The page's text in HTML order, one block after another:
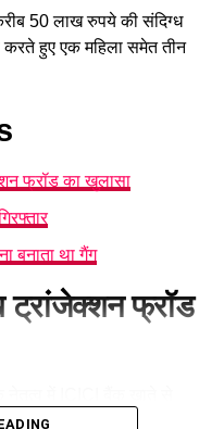
50 लाख रुपये की संदिग्ध
हुए एक महिला समेत तीन
फ्रॉड का खुलासा
बनाता था गैंग
फ्रॉड
के मामले का खुलासा करते हुए